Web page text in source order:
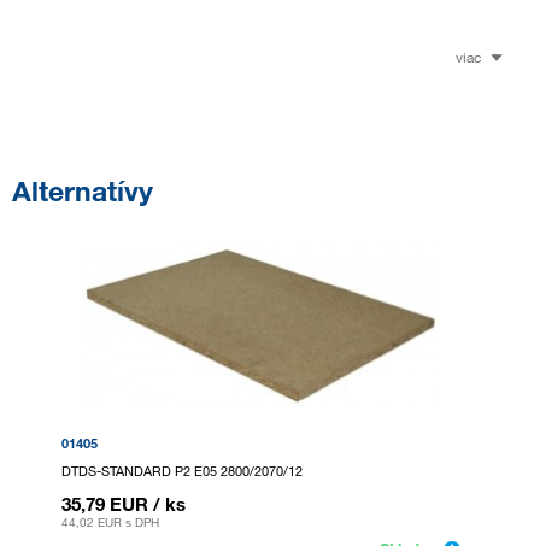
viac
Alternatívy
01405
DTDS-STANDARD P2 E05 2800/2070/12
35,79 EUR / ks
44,02 EUR s DPH